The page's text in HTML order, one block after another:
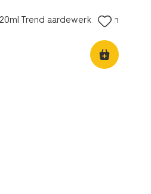
Trend aardewerk groen